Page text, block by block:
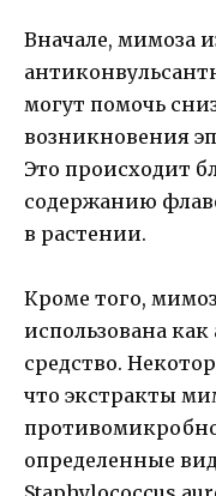
Вначале, мимоза
могут помочь
возникновения
Это происходит
содержанию
в растении.
Кроме того,
использована
средство.
что экстракты
определенные